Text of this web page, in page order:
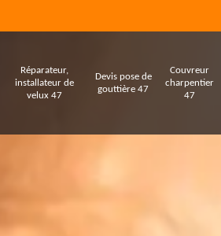
Réparateur,
installateur de
velux 47
Devis pose de
gouttière 47
Couvreur
charpentier
47